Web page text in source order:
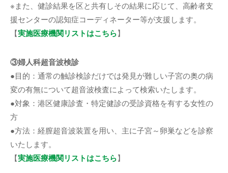
※また、健診結果を区と共有しその結果に応じて、高齢者支
援センターの認知症コーディネーター等が支援します。
【︎実施医療機関リストはこちら】
③婦人科超音波検診
●目的：通常の触診検診だけでは発見が難しい子宮の奥の病
変の有無について超音波検査によって検索いたします。
●対象：港区健康診査・特定健診の受診資格を有する女性の
方
●方法：経膣超音波装置を用い、主に子宮～卵巣などを診察
いたします。
【︎実施医療機関リストはこちら】